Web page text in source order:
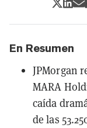
En Resumen
JPMorgan
MARA
caída
de las